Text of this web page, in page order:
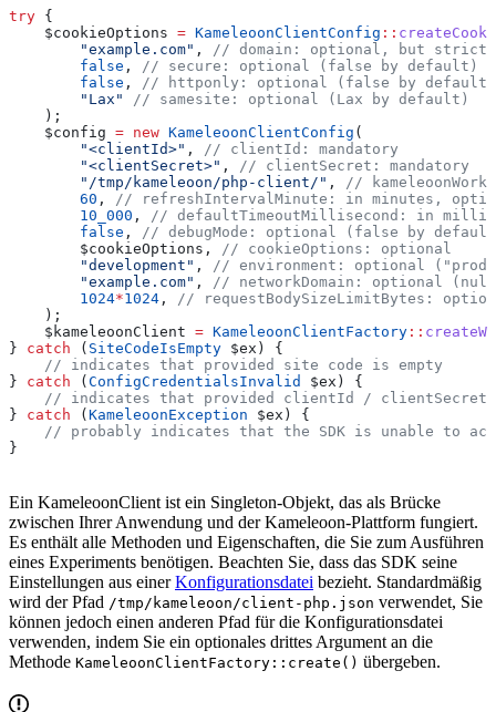
try {
    $cookieOptions
= KameleoonClientConfig ::
        "example.com"
, // domain: optional, but strictly
        false
, // secure: optional (false by default)
        false
, // httponly: optional (false by default)
        "Lax"
// samesite: optional (Lax by default)
    );
    $config
= new KameleoonClientConfig (
        "<clientId>"
, // clientId: mandatory
        "<clientSecret>"
, // clientSecret: mandatory
        "/tmp/kameleoon/php-client/"
, //
        60
, // refreshIntervalMinute: in minutes,
        10_000
, // defaultTimeoutMillisecond: in
        false
, // debugMode: optional (false by
        $cookieOptions
, // cookieOptions: optional
        "development"
, // environment: optional
        "example.com"
, // networkDomain: optional
        1024
*1024 , // requestBodySizeLimitBytes:
    );
    $kameleoonClient
= KameleoonClientFactory ::
} catch ( SiteCodeIsEmpty $ex ) {
    // indicates that provided site code is empty
} catch ( ConfigCredentialsInvalid $ex ) {
// indicates that provided clientId / clientSecret
} catch ( KameleoonException $ex ) {
// probably indicates that the SDK is unable to
}
Ein KameleoonClient ist ein Singleton-Objekt, das als Brücke
zwischen Ihrer Anwendung und der Kameleoon-Plattform fungiert.
Es enthält alle Methoden und Eigenschaften, die Sie zum Ausführen
eines Experiments benötigen. Beachten Sie, dass das SDK seine
Einstellungen aus einerKonfigurationsdatei bezieht. Standardmäßig
wird der Pfad /tmp/kameleoon/client-php.json verwendet, Sie
können jedoch einen anderen Pfad für die Konfigurationsdatei
verwenden, indem Sie ein optionales drittes Argument an die
Methode KameleoonClientFactory::create() übergeben.